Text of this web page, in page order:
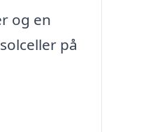
og en
på